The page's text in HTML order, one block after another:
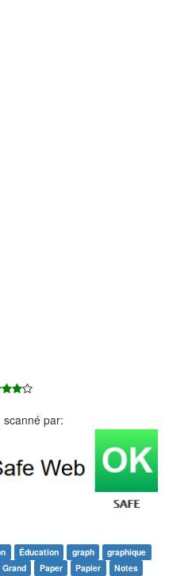
par:
Éducation graph
graphique
Grand Paper Papier
Notes